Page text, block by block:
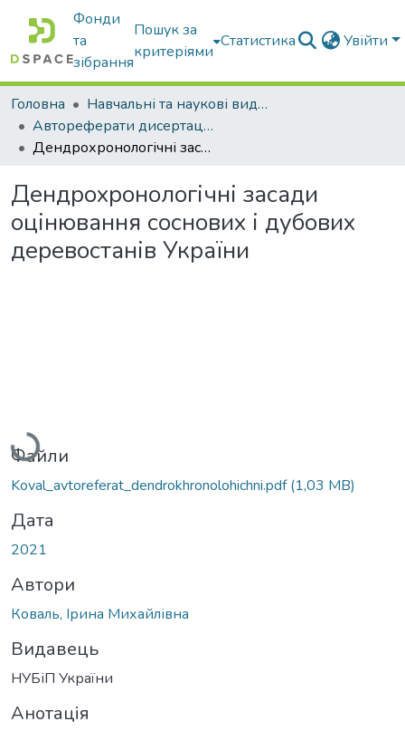
Фонди
та
зібрання
Пошук за
критеріями
Статистика Увійти
Головна
Навчальні та наукові видання
Автореферати дисертацій та дисертації
Дендрохронологічні засади оцінювання соснових і дубових деревостанів України
Дендрохронологічні засади
оцінювання соснових і дубових
деревостанів України
Вантажиться...
Файли
Koval_avtoreferat_dendrokhronolohichni.pdf(1,03 MB)
Дата
2021
Автори
Коваль, Ірина Михайлівна
Видавець
НУБіП України
Анотація